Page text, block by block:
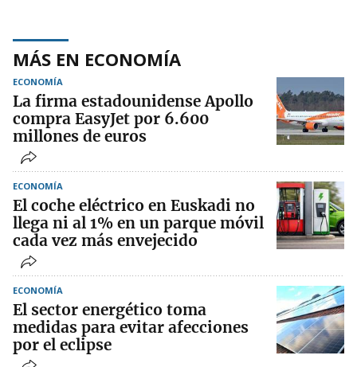
MÁS EN ECONOMÍA
ECONOMÍA
La firma estadounidense Apollo
compra EasyJet por 6.600
millones de euros
ECONOMÍA
El coche eléctrico en Euskadi no
llega ni al 1% en un parque móvil
cada vez más envejecido
ECONOMÍA
El sector energético toma
medidas para evitar afecciones
por el eclipse